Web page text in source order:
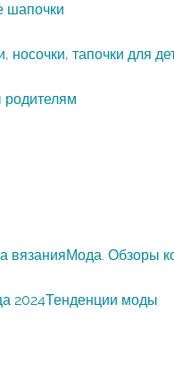
шапочки
носочки, тапочки для
вязанияМода. Обзоры
2024Тенденции моды